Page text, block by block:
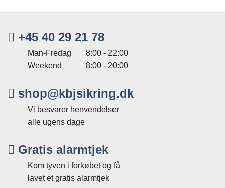
+45 40 29 21 78
Man-Fredag
8:00 - 22:00
Weekend
8:00 - 20:00
shop@kbjsikring.dk
Vi besvarer henvendelser
alle ugens dage
Gratis alarmtjek
Kom tyven i forkøbet og få
lavet et gratis alarmtjek